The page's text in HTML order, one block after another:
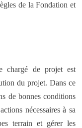
de la Fondation et
chargé de projet est
du projet. Dans ce
de bonnes conditions
nécessaires à sa
terrain et gérer les